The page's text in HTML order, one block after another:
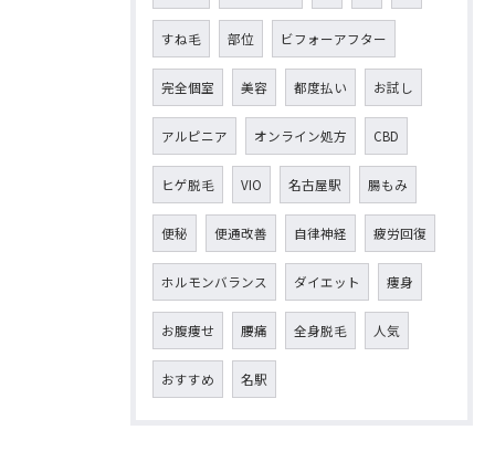
すね毛 部位 ビフォーアフター
完全個室 美容 都度払い お試し
アルピニア オンライン処方 CBD
ヒゲ脱毛 VIO 名古屋駅 腸もみ
便秘 便通改善 自律神経 疲労回復
ホルモンバランス ダイエット 痩身
お腹痩せ 腰痛 全身脱毛 人気
おすすめ 名駅